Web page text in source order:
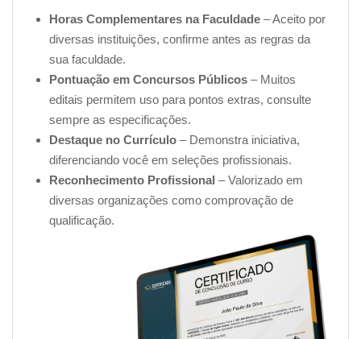
seguros. Sendo elementos essenciais que transformam
uma loja virtual em um canal de vendas ágil, seguro e
atrativo.
Cada escolha estratégica é moldada para maximizar a
usabilidade, segurança e eficácia operacional, na
construção de uma loja virtual eficiente. Onde a
plataforma online se torna um espaço de compras
envolvente, refletindo os valores do negócio e
oferecendo aos clientes uma jornada de compra online
inesquecível.
Módulo 5 – Estratégias de marketing digital para
Podendo ser considerado um território vital para o
sucesso de qualquer empreendimento online, onde uma
Horas Complementares na Faculdade – Aceito por
diversas instituições, confirme antes as regras da
sua faculdade.
Pontuação em Concursos Públicos – Muitos
editais permitem uso para pontos extras, consulte
sempre as especificações.
Destaque no Currículo – Demonstra iniciativa,
diferenciando você em seleções profissionais.
Reconhecimento Profissional – Valorizado em
diversas organizações como comprovação de
qualificação.